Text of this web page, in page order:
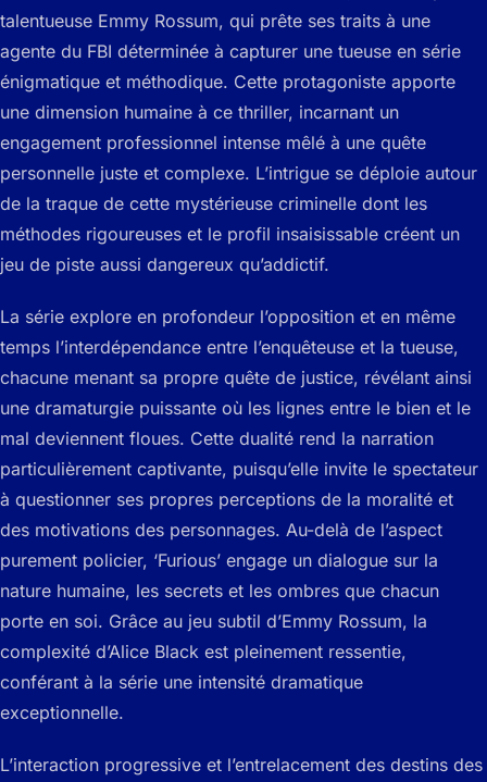
talentueuse Emmy Rossum, qui prête ses traits à une
agente du FBI déterminée à capturer une tueuse en série
énigmatique et méthodique. Cette protagoniste apporte
une dimension humaine à ce thriller, incarnant un
engagement professionnel intense mêlé à une quête
personnelle juste et complexe. L’intrigue se déploie autour
de la traque de cette mystérieuse criminelle dont les
méthodes rigoureuses et le profil insaisissable créent un
jeu de piste aussi dangereux qu’addictif.
La série explore en profondeur l’opposition et en même
temps l’interdépendance entre l’enquêteuse et la tueuse,
chacune menant sa propre quête de justice, révélant ainsi
une dramaturgie puissante où les lignes entre le bien et le
mal deviennent floues. Cette dualité rend la narration
particulièrement captivante, puisqu’elle invite le spectateur
à questionner ses propres perceptions de la moralité et
des motivations des personnages. Au-delà de l’aspect
purement policier, ‘Furious’ engage un dialogue sur la
nature humaine, les secrets et les ombres que chacun
porte en soi. Grâce au jeu subtil d’Emmy Rossum, la
complexité d’Alice Black est pleinement ressentie,
conférant à la série une intensité dramatique
exceptionnelle.
L’interaction progressive et l’entrelacement des destins des